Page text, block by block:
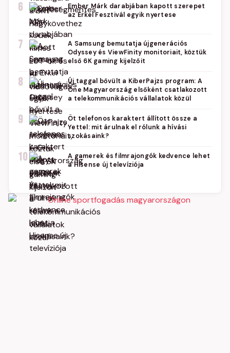
6
Ember Márk darabjában kapott szerepet
az Erkel Fesztivál egyik nyertese
7
A Samsung bemutatja újgenerációs
Odyssey és ViewFinity monitoriait, köztük
első 6K gaming kijelzőit
8
Új taggal bővült a KiberPajzs program: A
One Magyarország elsőként csatlakozott
a telekommunikációs vállalatok közül
9
Öt telefonos karaktert állított össze a
Yettel: mit árulnak el rólunk a hívási
szokásaink?
10
A gamerek és filmrajongók kedvence lehet
a Hisense új televíziója